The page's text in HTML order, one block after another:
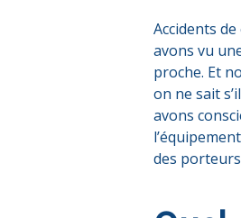
Accidents
avons vu
proche. Et
on ne sait
avons
des porteurs